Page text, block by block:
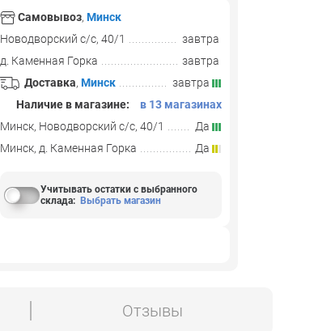
Самовывоз, Минск
Новодворский с/с, 40/1
завтра
д. Каменная Горка
завтра
Доставка, Минск
завтра
Наличие в магазине:
в 13 магазинах
Минск, Новодворский с/с, 40/1
Да
Минск, д. Каменная Горка
Да
Учитывать остатки с выбранного
склада: Выбрать магазин
Отзывы